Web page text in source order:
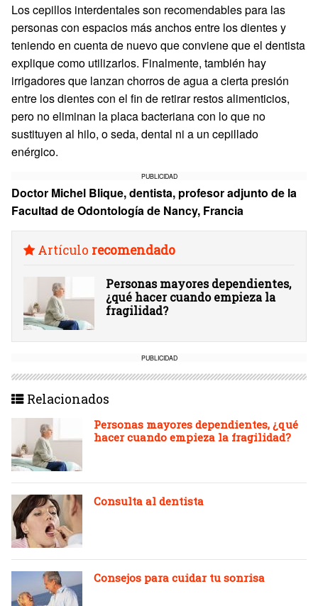
Los cepillos interdentales son recomendables para las
personas con espacios más anchos entre los dientes y
teniendo en cuenta de nuevo que conviene que el dentista
explique como utilizarlos. Finalmente, también hay
irrigadores que lanzan chorros de agua a cierta presión
entre los dientes con el fin de retirar restos alimenticios,
pero no eliminan la placa bacteriana con lo que no
sustituyen al hilo, o seda, dental ni a un cepillado
enérgico.
PUBLICIDAD
Doctor Michel Blique, dentista, profesor adjunto de la
Facultad de Odontología de Nancy, Francia
Artículo recomendado
Personas mayores dependientes,
¿qué hacer cuando empieza la
fragilidad?
PUBLICIDAD
Relacionados
Personas mayores dependientes, ¿qué
hacer cuando empieza la fragilidad?
Consulta al dentista
Consejos para cuidar tu sonrisa